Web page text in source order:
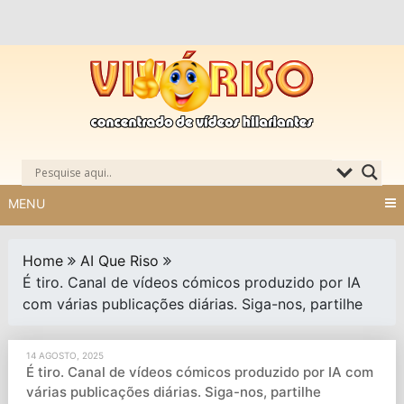
MENU
Home
AI Que Riso
É tiro. Canal de vídeos cómicos produzido por IA
com várias publicações diárias. Siga-nos, partilhe
14 AGOSTO, 2025
É tiro. Canal de vídeos cómicos produzido por IA com
várias publicações diárias. Siga-nos, partilhe